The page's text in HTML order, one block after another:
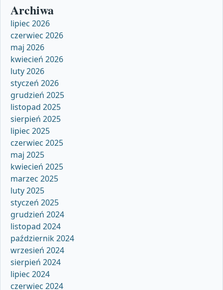
Archiwa
lipiec 2026
czerwiec 2026
maj 2026
kwiecień 2026
luty 2026
styczeń 2026
grudzień 2025
listopad 2025
sierpień 2025
lipiec 2025
czerwiec 2025
maj 2025
kwiecień 2025
marzec 2025
luty 2025
styczeń 2025
grudzień 2024
listopad 2024
październik 2024
wrzesień 2024
sierpień 2024
lipiec 2024
czerwiec 2024